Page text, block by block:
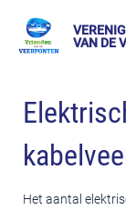
VAN DE
Het aantal